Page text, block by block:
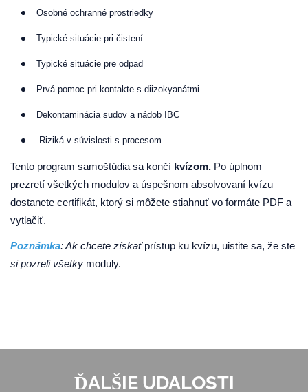
Osobné ochranné prostriedky
Typické situácie pri čistení
Typické situácie pre odpad
Prvá pomoc pri kontakte s diizokyanátmi
Dekontaminácia sudov a nádob IBC
Riziká v súvislosti s procesom
Tento program samoštúdia sa končí kvízom. Po úplnom
prezretí všetkých modulov a úspešnom absolvovaní kvízu
dostanete certifikát, ktorý si môžete stiahnuť vo formáte PDF a
vytlačiť.
Poznámka: Ak chcete získaťprístup ku kvízu, uistite sa, že ste
si pozreli všetky moduly.
ĎALŠIE UDALOSTI